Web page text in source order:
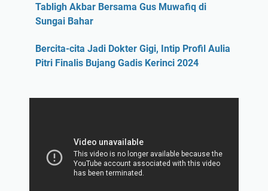
Tabligh Akbar Bersama Gus Muwafiq di
Sungai Bahar
Bercita-cita Jadi Dokter Gigi, Intip Profil Aulia
Pitri Finalis Bujang Gadis Kerinci 2024